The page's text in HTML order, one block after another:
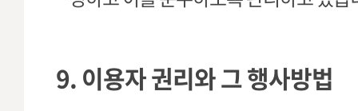
9. 이용자 권리와 그 행사방법